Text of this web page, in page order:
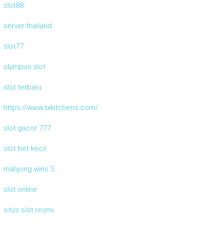
slot88
server thailand
slot77
olympus slot
slot terbaru
https://www.txkitchens.com/
slot gacor 777
slot bet kecil
mahjong wins 3
slot online
situs slot resmi